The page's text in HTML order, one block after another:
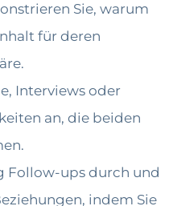
Sie, warum
für deren
Interviews oder
an, die beiden
Follow-ups durch und
indem Sie